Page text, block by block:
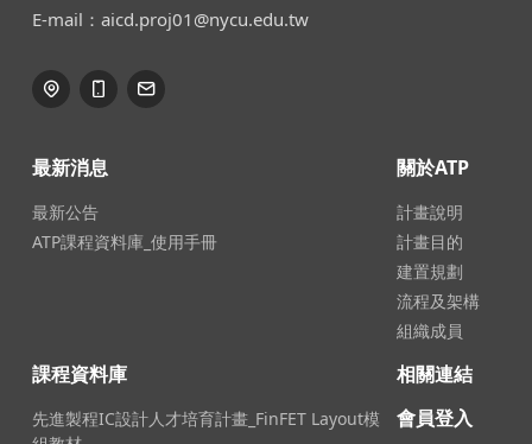
E-mail：aicd.proj01@nycu.edu.tw
最新消息
最新公告
ATP課程資料庫_使用手冊
關於ATP
計畫說明
計畫目的
建置規劃
流程及架構
組織成員
課程資料庫
先進製程IC設計人才培育計畫_FinFET Layout模
相關連結
會員登入